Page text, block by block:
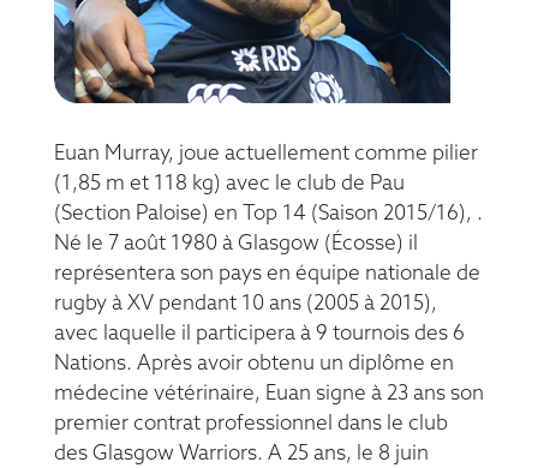
Euan Murray, joue actuellement comme pilier
(1,85 m et 118 kg) avec le club de Pau
(Section Paloise) en Top 14 (Saison 2015/16), .
Né le 7 août 1980 à Glasgow (Écosse) il
représentera son pays en équipe nationale de
rugby à XV pendant 10 ans (2005 à 2015),
avec laquelle il participera à 9 tournois des 6
Nations. Après avoir obtenu un diplôme en
médecine vétérinaire, Euan signe à 23 ans son
premier contrat professionnel dans le club
des Glasgow Warriors. A 25 ans, le 8 juin